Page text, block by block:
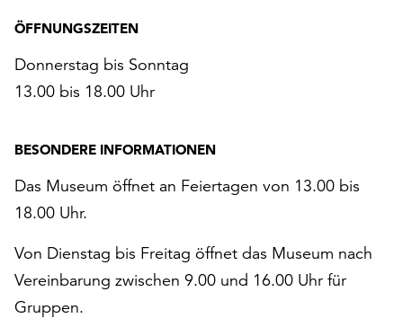
ÖFFNUNGSZEITEN
Donnerstag bis Sonntag
13.00 bis 18.00 Uhr
BESONDERE INFORMATIONEN
Das Museum öffnet an Feiertagen von 13.00 bis
18.00 Uhr.
Von Dienstag bis Freitag öffnet das Museum nach
Vereinbarung zwischen 9.00 und 16.00 Uhr für
Gruppen.